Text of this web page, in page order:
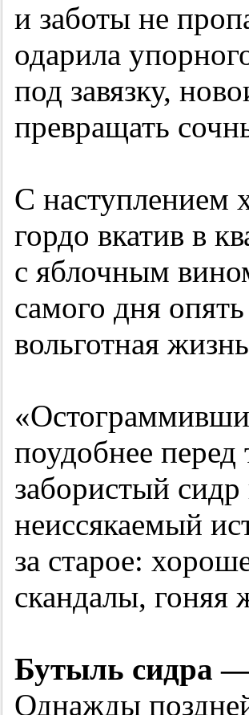
и заботы не
одарила
под завязку,
превращать
С наступлением
гордо вкатив в
с яблочным
самого дня
вольготная
поудобнее перед
забористый
неиссякаемый
за старое:
скандалы, гоняя
Бутыль сидра
Однажды